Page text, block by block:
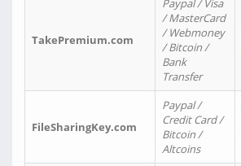
TakePremium.com
Paypal / Visa
/ MasterCard
/ Webmoney
/ Bitcoin /
Bank
Transfer
FileSharingKey.com
Paypal /
Credit Card /
Bitcoin /
Altcoins